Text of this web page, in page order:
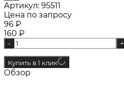
Артикул: 95511
Цена по запросу
96 ₽
160 ₽
- +
Купить в 1 клик
Обзор